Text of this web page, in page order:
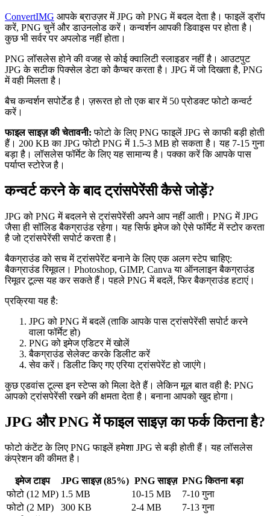
ConvertIMG आपके ब्राउज़र में JPG को PNG में बदल देता है। फाइलें ड्रॉप
करें, PNG चुनें और डाउनलोड करें। कन्वर्शन आपकी डिवाइस पर होता है।
कुछ भी सर्वर पर अपलोड नहीं होता।
PNG लॉसलेस होने की वजह से कोई क्वालिटी स्लाइडर नहीं है। आउटपुट
JPG के सटीक पिक्सेल डेटा को कैप्चर करता है। JPG में जो दिखता है, PNG
में वही मिलता है।
बैच कन्वर्शन सपोर्टेड है। ज़रूरत हो तो एक बार में 50 प्रोडक्ट फोटो कन्वर्ट
करें।
फाइल साइज़ की चेतावनी: फोटो के लिए PNG फाइलें JPG से काफी बड़ी होती
हैं। 200 KB का JPG फोटो PNG में 1.5-3 MB हो सकता है। यह 7-15 गुना
बड़ा है। लॉसलेस फॉर्मेट के लिए यह सामान्य है। पक्का करें कि आपके पास
पर्याप्त स्टोरेज है।
कन्वर्ट करने के बाद ट्रांसपेरेंसी कैसे जोड़ें?
JPG को PNG में बदलने से ट्रांसपेरेंसी अपने आप नहीं आती। PNG में JPG
जैसा ही सॉलिड बैकग्राउंड रहेगा। यह सिर्फ इमेज को ऐसे फॉर्मेट में स्टोर करता
है जो ट्रांसपेरेंसी सपोर्ट करता है।
बैकग्राउंड को सच में ट्रांसपेरेंट बनाने के लिए एक अलग स्टेप चाहिए:
बैकग्राउंड रिमूवल। Photoshop, GIMP, Canva या ऑनलाइन बैकग्राउंड
रिमूवर टूल्स यह कर सकते हैं। पहले PNG में बदलें, फिर बैकग्राउंड हटाएं।
प्रक्रिया यह है:
JPG को PNG में बदलें (ताकि आपके पास ट्रांसपेरेंसी सपोर्ट करने
वाला फॉर्मेट हो)
PNG को इमेज एडिटर में खोलें
बैकग्राउंड सेलेक्ट करके डिलीट करें
सेव करें। डिलीट किए गए एरिया ट्रांसपेरेंट हो जाएंगे।
कुछ एडवांस टूल्स इन स्टेप्स को मिला देते हैं। लेकिन मूल बात वही है: PNG
आपको ट्रांसपेरेंसी रखने की क्षमता देता है। बनाना आपको खुद होगा।
JPG और PNG में फाइल साइज़ का फर्क कितना है?
फोटो कंटेंट के लिए PNG फाइलें हमेशा JPG से बड़ी होती हैं। यह लॉसलेस
कंप्रेशन की कीमत है।
इमेज टाइप JPG साइज़ (85%) PNG साइज़ PNG कितना बड़ा
फोटो (12 MP) 1.5 MB 10-15 MB
7-10 गुना
फोटो (2 MP)
300 KB 2-4 MB
7-13 गुना